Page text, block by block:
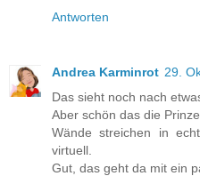
Antworten
Andrea Karminrot 29.
Das sieht noch nach
Aber schön das die
Wände streichen in
virtuell.
Gut, das geht da mit ein